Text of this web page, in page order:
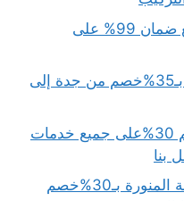
دينا نقل عفش حي اليرموك مع ضمان 99% على
نقل عفش من جدة الى الباحة بـ35%خصم من جدة إلى
دينا نقل عفش حي الملز..خصم 30%على جميع خدمات
بنا
افضل شركة نقل عفش بالمدينة المنورة بـ30%خصم